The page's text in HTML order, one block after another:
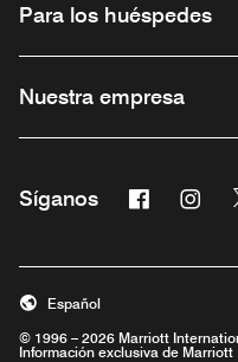
Para los huéspedes
Nuestra empresa
Síganos Facebook
Abre una
Abre
© 1996 – 2026 Marriott
Información exclusiva de Marriott
Español